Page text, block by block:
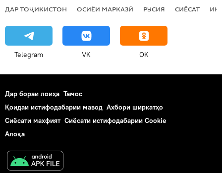
ДАР ТОҶИКИСТОН ОСИЁИ МАРКАЗӢ РУСИЯ СИЁСАТ
Telegram VK OK
Дар бораи лоиҳа Тамос
Қоидаи истифодабарии мавод Ахбори ширкатҳо
Сиёсати махфият Сиёсати истифодабарии Cookie
Алоқа